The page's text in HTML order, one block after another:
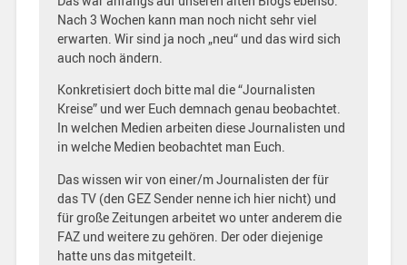
Nach 3 Wochen kann man noch nicht sehr viel
erwarten. Wir sind ja noch „neu“ und das wird sich
auch noch ändern.
Konkretisiert doch bitte mal die “Journalisten
Kreise” und wer Euch demnach genau beobachtet.
In welchen Medien arbeiten diese Journalisten und
in welche Medien beobachtet man Euch.
Das wissen wir von einer/m Journalisten der für
das TV (den GEZ Sender nenne ich hier nicht) und
für große Zeitungen arbeitet wo unter anderem die
FAZ und weitere zu gehören. Der oder diejenige
hatte uns das mitgeteilt.